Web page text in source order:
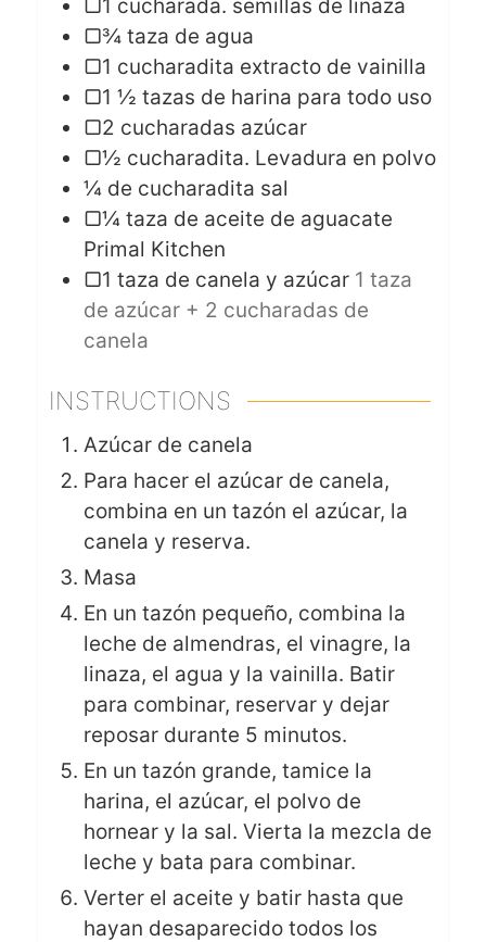
▢1 cucharada. semillas de linaza
▢¾ taza de agua
▢1 cucharadita extracto de vainilla
▢1 ½ tazas de harina para todo uso
▢2 cucharadas azúcar
▢½ cucharadita. Levadura en polvo
¼ de cucharadita sal
▢¼ taza de aceite de aguacate
Primal Kitchen
▢1 taza de canela y azúcar 1 taza
de azúcar + 2 cucharadas de
canela
INSTRUCTIONS
Azúcar de canela
Para hacer el azúcar de canela,
combina en un tazón el azúcar, la
canela y reserva.
Masa
En un tazón pequeño, combina la
leche de almendras, el vinagre, la
linaza, el agua y la vainilla. Batir
para combinar, reservar y dejar
reposar durante 5 minutos.
En un tazón grande, tamice la
harina, el azúcar, el polvo de
hornear y la sal. Vierta la mezcla de
leche y bata para combinar.
Verter el aceite y batir hasta que
hayan desaparecido todos los